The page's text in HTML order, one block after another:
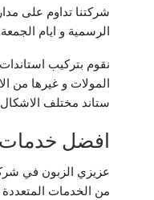
الرسمية و ايام
نقوم بتركيب
المولات و غيرها من
ستاند مختلف الاشكال
افضل
عزيزي الزبون في
من الخدمات المتعددة